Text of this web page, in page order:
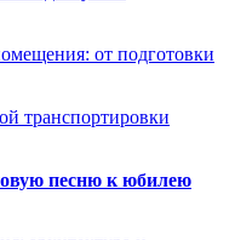
от подготовки
транспортировки
песню к юбилею